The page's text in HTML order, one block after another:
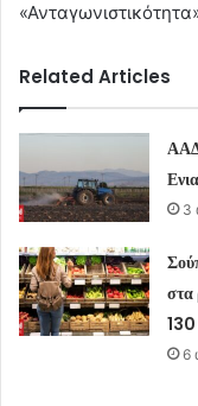
Related Articles
3
στα
130
6